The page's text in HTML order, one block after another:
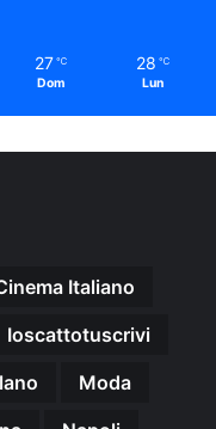
27 ℃
Dom
28 ℃
Lun
Italiano
Ioscattotuscrivi
Moda